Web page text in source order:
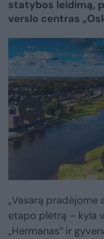
statybos leidimą,
verslo centras
„Vasarą pradėjome
etapo plėtrą – kyla
„Hermanas“ ir